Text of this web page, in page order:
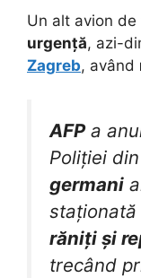
Un alt avion de
urgență, azi-
Zagreb, având
AFPa
Poliției din
germani
staționată
răniți și
trecând